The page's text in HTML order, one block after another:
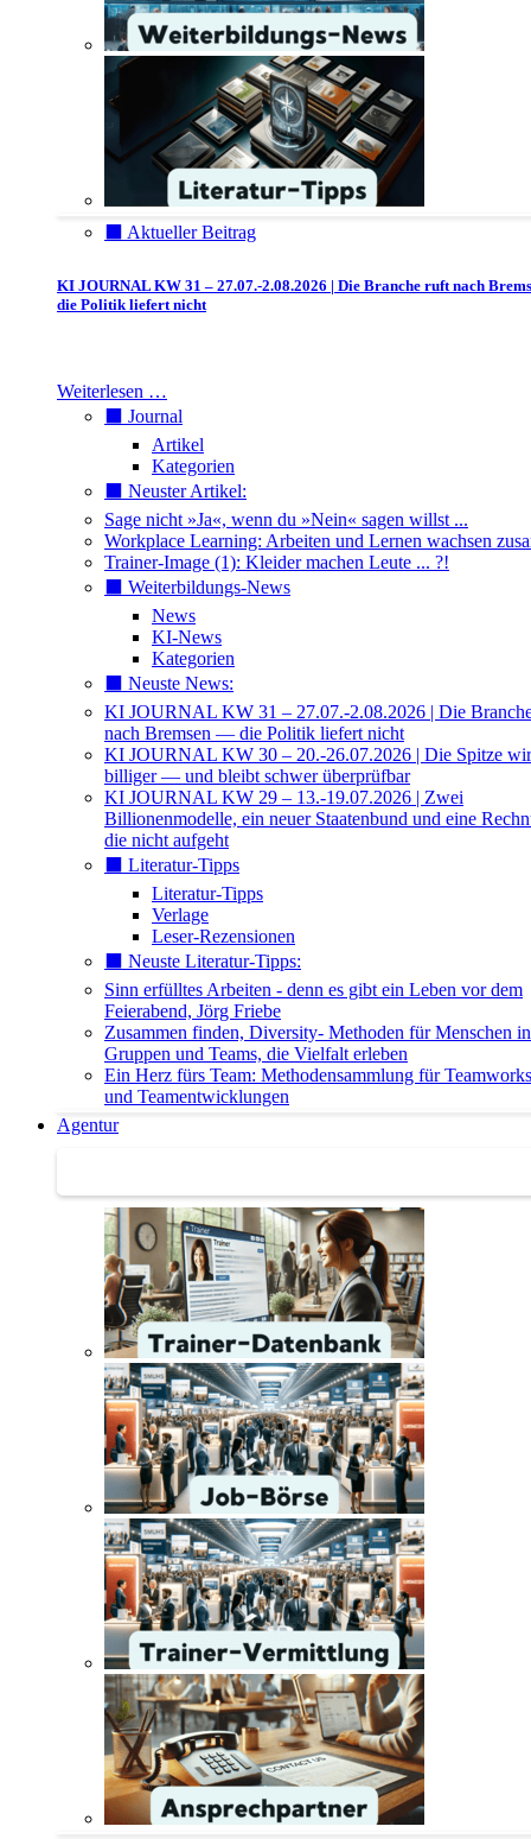
⬛️ Aktueller Beitrag
KI JOURNAL KW 31 – 27.07.-2.08.2026 | Die Branche ruft nach
die Politik liefert nicht
Weiterlesen …
⬛️ Journal
Artikel
Kategorien
⬛️ Neuster Artikel:
Sage nicht »Ja«, wenn du »Nein« sagen willst ...
Workplace Learning: Arbeiten und Lernen wachsen
Trainer-Image (1): Kleider machen Leute ... ?!
⬛️ Weiterbildungs-News
News
KI-News
Kategorien
⬛️ Neuste News:
KI JOURNAL KW 31 – 27.07.-2.08.2026 | Die
nach Bremsen — die Politik liefert nicht
KI JOURNAL KW 30 – 20.-26.07.2026 | Die Spitze
billiger — und bleibt schwer überprüfbar
KI JOURNAL KW 29 – 13.-19.07.2026 | Zwei
Billionenmodelle, ein neuer Staatenbund und eine
die nicht aufgeht
⬛️ Literatur-Tipps
Literatur-Tipps
Verlage
Leser-Rezensionen
⬛️ Neuste Literatur-Tipps:
Sinn erfülltes Arbeiten - denn es gibt ein Leben vor dem
Feierabend, Jörg Friebe
Zusammen finden, Diversity- Methoden für Menschen in
Gruppen und Teams, die Vielfalt erleben
Ein Herz fürs Team: Methodensammlung für
und Teamentwicklungen
Agentur